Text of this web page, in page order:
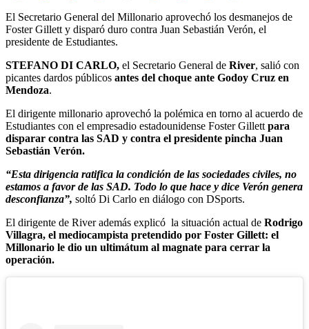
El Secretario General del Millonario aprovechó los desmanejos de
Foster Gillett y disparó duro contra Juan Sebastián Verón, el
presidente de Estudiantes.
STEFANO DI CARLO, el Secretario General de River, salió con
picantes dardos públicos antes del choque ante Godoy Cruz en
Mendoza.
El dirigente millonario aprovechó la polémica en torno al acuerdo de
Estudiantes con el empresadio estadounidense Foster Gillett para
disparar contra las SAD y contra el presidente pincha Juan
Sebastián Verón.
“Esta dirigencia ratifica la condición de las sociedades civiles, no
estamos a favor de las SAD. Todo lo que hace y dice Verón genera
desconfianza”, soltó Di Carlo en diálogo con DSports.
El dirigente de River además explicó la situación actual de Rodrigo
Villagra, el mediocampista pretendido por Foster Gillett: el
Millonario le dio un ultimátum al magnate para cerrar la
operación.